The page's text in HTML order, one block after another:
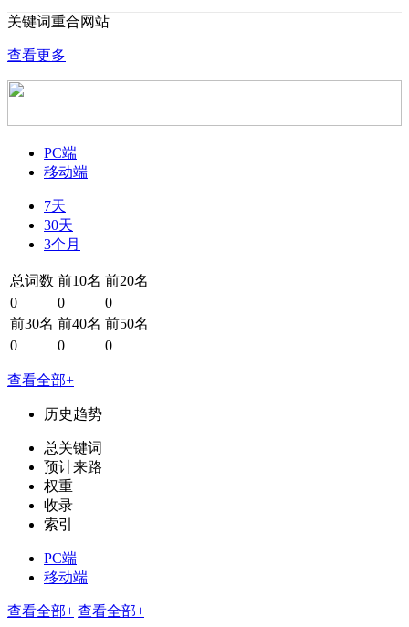
关键词重合网站
查看更多
PC端
移动端
7天
30天
3个月
总词数 前10名 前20名
0
0
0
前30名 前40名 前50名
0
0 0
查看全部+
历史趋势
总关键词
预计来路
权重
收录
索引
PC端
移动端
查看全部+ 查看全部+